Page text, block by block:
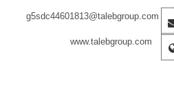
g5sdc44601813@talebgroup.com
www.talebgroup.com